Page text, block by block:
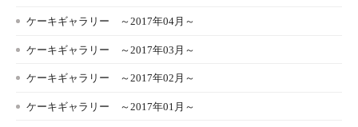
ケーキギャラリー ～2017年04月～
ケーキギャラリー ～2017年03月～
ケーキギャラリー ～2017年02月～
ケーキギャラリー ～2017年01月～